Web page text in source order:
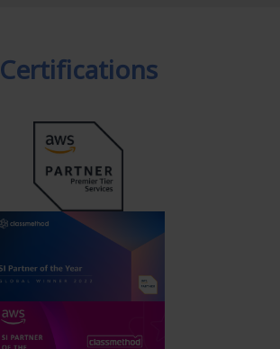
Certifications